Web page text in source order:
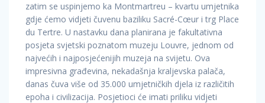
zatim se uspinjemo ka Montmartreu – kvartu umjetnika
gdje ćemo vidjeti čuvenu baziliku Sacré-Cœur i trg Place
du Tertre. U nastavku dana planirana je fakultativna
posjeta svjetski poznatom muzeju Louvre, jednom od
najvećih i najposjećenijih muzeja na svijetu. Ova
impresivna građevina, nekadašnja kraljevska palača,
danas čuva više od 35.000 umjetničkih djela iz različitih
epoha i civilizacija. Posjetioci će imati priliku vidjeti